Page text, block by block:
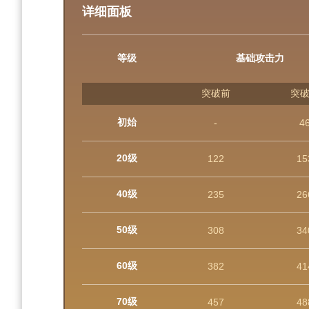
详细面板
等级 基础攻击力
突破前 突
初始 -
20级 122
40级 235
50级 308
60级 382
70级 457